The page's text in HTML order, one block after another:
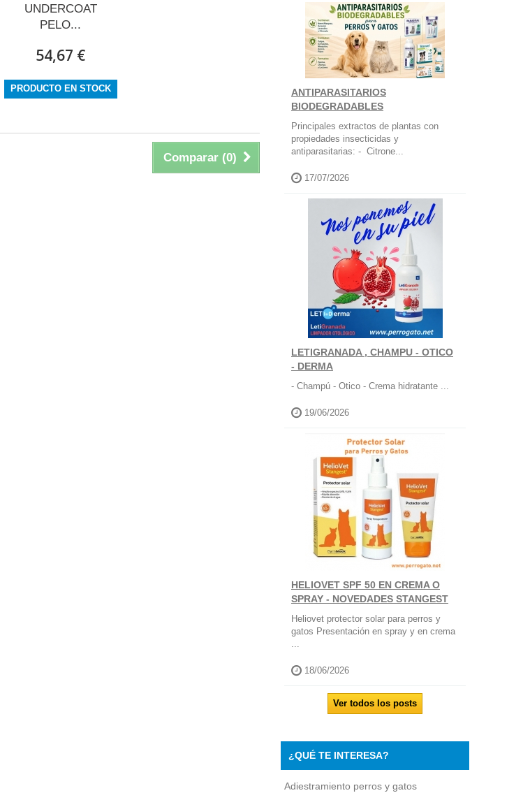
UNDERCOAT
PELO...
54,67 €
PRODUCTO EN STOCK
Comparar (0)
ANTIPARASITARIOS
BIODEGRADABLES
Principales extractos de plantas con
propiedades insecticidas y
antiparasitarias: - Citrone...
17/07/2026
LETIGRANADA , CHAMPU - OTICO
- DERMA
- Champú - Otico - Crema hidratante ...
19/06/2026
HELIOVET SPF 50 EN CREMA O
SPRAY - NOVEDADES STANGEST
Heliovet protector solar para perros y
gatos Presentación en spray y en crema
...
18/06/2026
Ver todos los posts
¿QUÉ TE INTERESA?
Adiestramiento perros y gatos